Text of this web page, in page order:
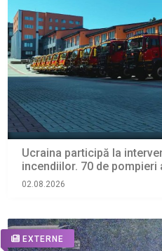
Ucraina participă la
incendiilor. 70 de pompieri
02.08.2026
EXTERNE